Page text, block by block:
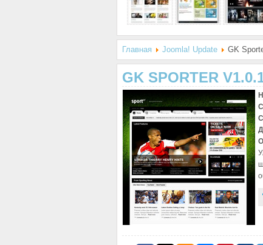
Главная Joomla! Update GK
GK SPORTER